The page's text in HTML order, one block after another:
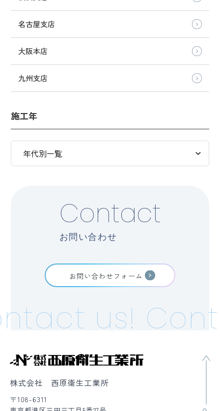
名古屋支店
大阪本店
九州支店
施工年
Contact
お問い合わせ
お問い合わせフォーム
us!
株式会社 西原衛生工業所
〒108-6311